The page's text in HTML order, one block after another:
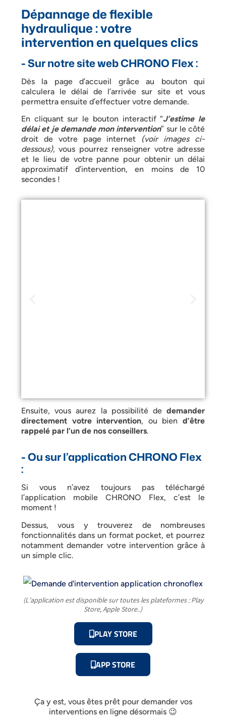
Dépannage de flexible
hydraulique : votre
intervention en quelques clics
- Sur notre site web CHRONO Flex :
Dès la page d’accueil grâce au bouton qui
calculera le délai de l’arrivée sur site et vous
permettra ensuite d’effectuer votre demande.
En cliquant sur le bouton interactif “J’estime le
délai et je demande mon intervention” sur le côté
droit de votre page internet (voir images ci-
dessous), vous pourrez renseigner votre adresse
et le lieu de votre panne pour obtenir un délai
approximatif d’intervention, en moins de 10
secondes !
Ensuite, vous aurez la possibilité dedemander
directement votre intervention, ou biend’être
rappelé par l’un de nos conseillers.
- Ou sur l’application CHRONO Flex
:
Si vous n’avez toujours pas téléchargé
l’application mobile CHRONO Flex, c’est le
moment !
Dessus, vous y trouverez de nombreuses
fonctionnalités dans un format pocket, et pourrez
notamment demander votre intervention grâce à
un simple clic.
(L’application est disponible sur toutes les plateformes : Play
Store, Apple Store..)
PLAY STORE
APP STORE
Ça y est, vous êtes prêt pour demander vos
interventions en ligne désormais 😉